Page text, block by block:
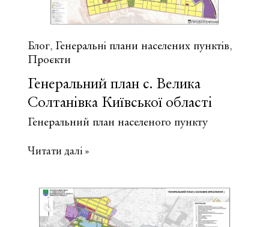
Блог, Генеральні плани населених пунктів,
Проєкти
Генеральний план с. Велика
Солтанівка Київської області
Генеральний план населеного пункту
Генеральний
Велика
Солтанівка
Київської
Читати далі »